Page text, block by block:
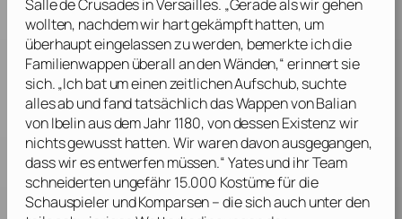
Salle de Crusades in Versailles. „Gerade als wir gehen
wollten, nachdem wir hart gekämpft hatten, um
überhaupt eingelassen zu werden, bemerkte ich die
Familienwappen überall an den Wänden,“ erinnert sie
sich. „Ich bat um einen zeitlichen Aufschub, suchte
alles ab und fand tatsächlich das Wappen von Balian
von Ibelin aus dem Jahr 1180, von dessen Existenz wir
nichts gewusst hatten. Wir waren davon ausgegangen,
dass wir es entwerfen müssen.“Yatesund ihr Team
schneiderten ungefähr 15.000 Kostüme für die
Schauspieler und Komparsen – die sich auch unter den